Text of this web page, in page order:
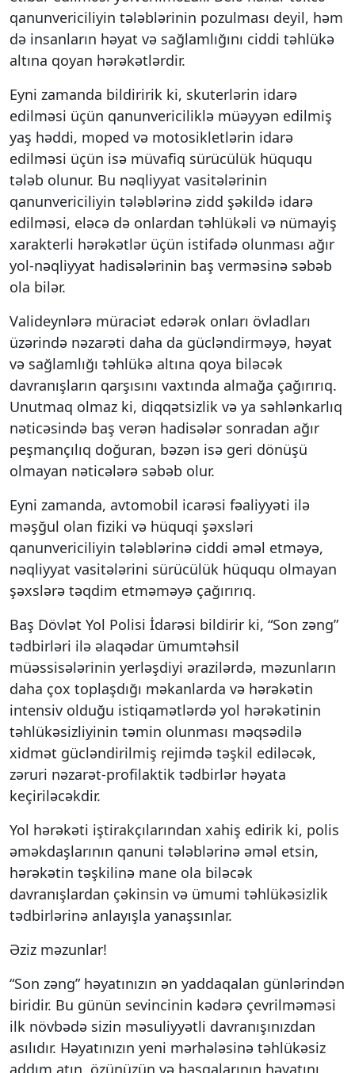
qanunvericiliyin tələblərinin pozulması deyil, həm
də insanların həyat və sağlamlığını ciddi təhlükə
altına qoyan hərəkətlərdir.
Eyni zamanda bildiririk ki, skuterlərin idarə
edilməsi üçün qanunvericiliklə müəyyən edilmiş
yaş həddi, moped və motosikletlərin idarə
edilməsi üçün isə müvafiq sürücülük hüququ
tələb olunur. Bu nəqliyyat vasitələrinin
qanunvericiliyin tələblərinə zidd şəkildə idarə
edilməsi, eləcə də onlardan təhlükəli və nümayiş
xarakterli hərəkətlər üçün istifadə olunması ağır
yol-nəqliyyat hadisələrinin baş verməsinə səbəb
ola bilər.
Valideynlərə müraciət edərək onları övladları
üzərində nəzarəti daha da gücləndirməyə, həyat
və sağlamlığı təhlükə altına qoya biləcək
davranışların qarşısını vaxtında almağa çağırırıq.
Unutmaq olmaz ki, diqqətsizlik və ya səhlənkarlıq
nəticəsində baş verən hadisələr sonradan ağır
peşmançılıq doğuran, bəzən isə geri dönüşü
olmayan nəticələrə səbəb olur.
Eyni zamanda, avtomobil icarəsi fəaliyyəti ilə
məşğul olan fiziki və hüquqi şəxsləri
qanunvericiliyin tələblərinə ciddi əməl etməyə,
nəqliyyat vasitələrini sürücülük hüququ olmayan
şəxslərə təqdim etməməyə çağırırıq.
Baş Dövlət Yol Polisi İdarəsi bildirir ki, “Son zəng”
tədbirləri ilə əlaqədar ümumtəhsil
müəssisələrinin yerləşdiyi ərazilərdə, məzunların
daha çox toplaşdığı məkanlarda və hərəkətin
intensiv olduğu istiqamətlərdə yol hərəkətinin
təhlükəsizliyinin təmin olunması məqsədilə
xidmət gücləndirilmiş rejimdə təşkil ediləcək,
zəruri nəzarət-profilaktik tədbirlər həyata
keçiriləcəkdir.
Yol hərəkəti iştirakçılarından xahiş edirik ki, polis
əməkdaşlarının qanuni tələblərinə əməl etsin,
hərəkətin təşkilinə mane ola biləcək
davranışlardan çəkinsin və ümumi təhlükəsizlik
tədbirlərinə anlayışla yanaşsınlar.
Əziz məzunlar!
“Son zəng” həyatınızın ən yaddaqalan günlərindən
biridir. Bu günün sevincinin kədərə çevrilməməsi
ilk növbədə sizin məsuliyyətli davranışınızdan
asılıdır. Həyatınızın yeni mərhələsinə təhlükəsiz
addım atın, özünüzün və başqalarının həyatını